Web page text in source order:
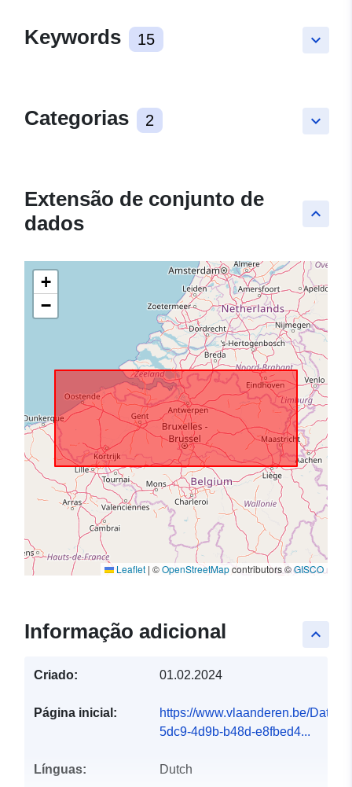
keyboard_arrow_down
Keywords 15
keyboard_arrow_down
Categorias 2
keyboard_arrow_up
Extensão de conjunto de
dados
+
−
Leaflet | ©OpenStreetMapcontributors ©GISCO
keyboard_arrow_up
Informação adicional
Criado: 01.02.2024
Página inicial:
https://www.vlaanderen.be/
5dc9-4d9b-b48d-e8fbed4...
Línguas: Dutch